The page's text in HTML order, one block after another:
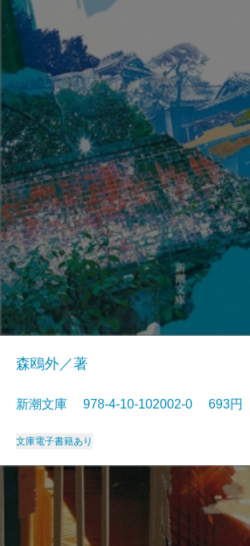
森鴎外／著
新潮文庫 978-4-10-102002-0 693円
文庫電子書籍あり